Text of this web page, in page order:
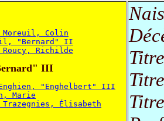
Moreuil, Colin
"Bernard" II
Roucy, Richilde
III
"Enghelbert" III
Marie
Trazegnies, Élisabeth